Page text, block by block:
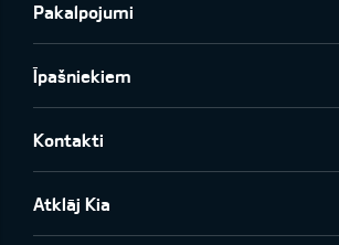
Pakalpojumi
Īpašniekiem
Kontakti
Atklāj Kia